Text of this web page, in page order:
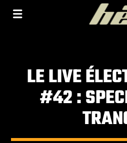
LE LIVE
#42 :